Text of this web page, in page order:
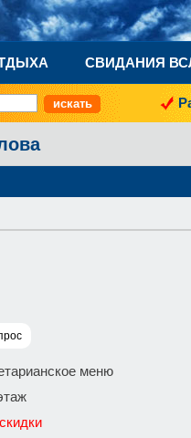
СВИДАНИЯ
меню